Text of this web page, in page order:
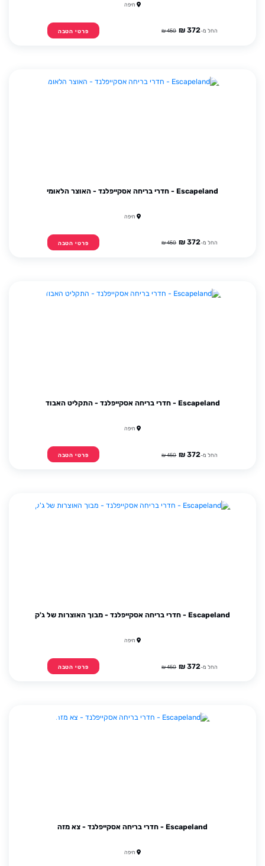
חיפה
החל מ-372 ₪
450 ₪ פרטי הטבה
Escapeland - חדרי בריחה אסקייפלנד - האוצר הלאומי
חיפה
החל מ-372 ₪
450 ₪ פרטי הטבה
Escapeland - חדרי בריחה אסקייפלנד - התקליט האבוד
חיפה
החל מ-372 ₪
450 ₪ פרטי הטבה
Escapeland - חדרי בריחה אסקייפלנד - מבוך האוצרות של ג'ק
חיפה
החל מ-372 ₪
450 ₪ פרטי הטבה
Escapeland - חדרי בריחה אסקייפלנד - צא מזה
חיפה